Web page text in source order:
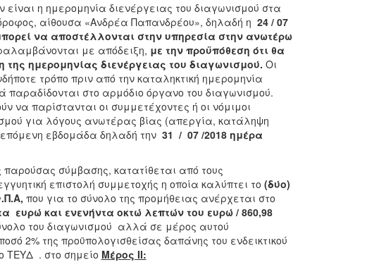
η ημερομηνία διενέργειας του διαγωνισμού στα
αίθουσα «Ανδρέα Παπανδρέου», δηλαδή η 24 / 07
να αποστέλλονται στην υπηρεσία στην ανωτέρω
με απόδειξη, με την προϋπόθεση ότι θα
ημερομηνίας διενέργειας του διαγωνισμού. Οι
τρόπο πριν από την καταληκτική ημερομηνία
στο αρμόδιο όργανο του διαγωνισμού.
παρίστανται οι συμμετέχοντες ή οι νόμιμοι
για λόγους ανωτέρας βίας (απεργία, κατάληψη
εβδομάδα δηλαδή την 31 / 07 /2018 ημέρα
παρούσας σύμβασης, κατατίθεται από τους
επιστολή συμμετοχής η οποία καλύπτει το (δύο)
που για το σύνολο της προμήθειας ανέρχεται στο
ευρώ και ενενήντα οκτώ λεπτών του ευρώ / 860,98
του διαγωνισμού αλλά σε μέρος αυτού
2% της προϋπολογισθείσας δαπάνης του ενδεικτικού
ΤΕΥΔ . στο σημείο Μέρος II: